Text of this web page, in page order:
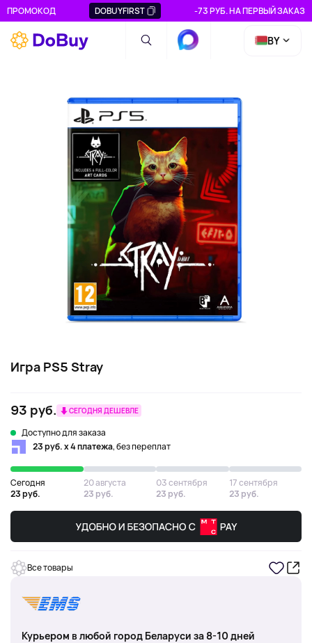
ПРОМОКОД DOBUYFIRST -73 РУБ. НА ПЕРВЫЙ ЗАКАЗ
BY
Игра PS5 Stray
93 руб. СЕГОДНЯ ДЕШЕВЛЕ
Доступно для заказа
23 руб. х 4 платежа, без переплат
Сегодня
23 руб.
20 августа
23 руб.
03 сентября
23 руб.
17 сентября
23 руб.
Все товары
Курьером в любой город Беларуси за 8-10 дней